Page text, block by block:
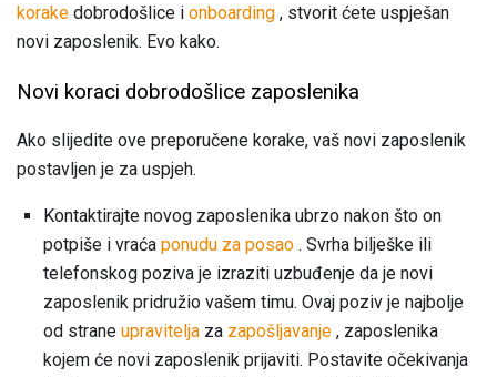
korake dobrodošlice i onboarding , stvorit ćete uspješan
novi zaposlenik. Evo kako.
Novi koraci dobrodošlice zaposlenika
Ako slijedite ove preporučene korake, vaš novi zaposlenik
postavljen je za uspjeh.
Kontaktirajte novog zaposlenika ubrzo nakon što on
potpiše i vraća ponudu za posao . Svrha bilješke ili
telefonskog poziva je izraziti uzbuđenje da je novi
zaposlenik pridružio vašem timu. Ovaj poziv je najbolje
od strane upravitelja za zapošljavanje , zaposlenika
kojem će novi zaposlenik prijaviti. Postavite očekivanja